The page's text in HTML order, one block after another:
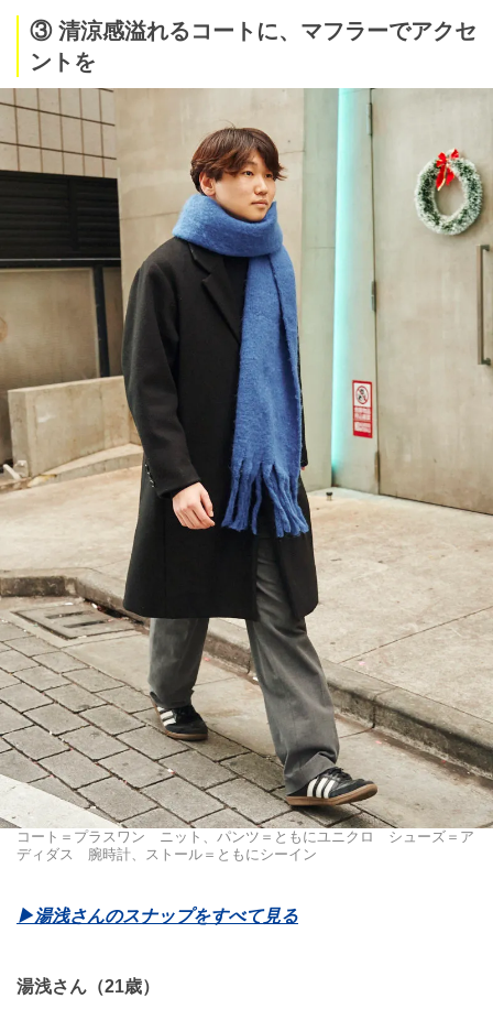
③ 清涼感溢れるコートに、マフラーでアクセ
ントを
コート＝プラスワン ニット、パンツ＝ともにユニクロ シューズ＝ア
ディダス 腕時計、ストール＝ともにシーイン
▶︎湯浅さんのスナップをすべて見る
湯浅さん（21歳）